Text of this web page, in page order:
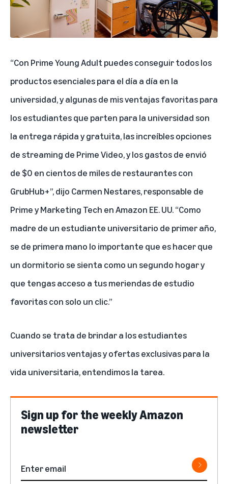
“Con Prime Young Adult puedes conseguir todos los
productos esenciales para el día a día en la
universidad, y algunas de mis ventajas favoritas para
los estudiantes que parten para la universidad son
la entrega rápida y gratuita, las increíbles opciones
de streaming de Prime Video, y los gastos de envió
de $0 en cientos de miles de restaurantes con
GrubHub+”, dijo Carmen Nestares, responsable de
Prime y Marketing Tech en Amazon EE. UU. “Como
madre de un estudiante universitario de primer año,
se de primera mano lo importante que es hacer que
un dormitorio se sienta como un segundo hogar y
que tengas acceso a tus meriendas de estudio
favoritas con solo un clic.”
Cuando se trata de brindar a los estudiantes
universitarios ventajas y ofertas exclusivas para la
vida universitaria, entendimos la tarea.
Sign up for the weekly Amazon
newsletter